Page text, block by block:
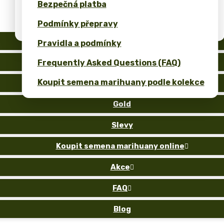
(ROI)
Bezpečná platba
Podmínky přepravy
Pravidla a podmínky
Frequently Asked Questions (FAQ)
Koupit semena marihuany podle kolekce
Auto
Fem
Reg
Gold
Slevy
Koupit semena marihuany online 
Akce 
FAQ 
Blog